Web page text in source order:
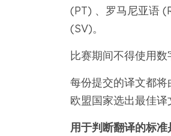
(PT) 、罗马尼亚语
(SV)。
比赛期间不得使用数
每份提交的译文都
欧盟国家选出最佳译
用于判断翻译的标准